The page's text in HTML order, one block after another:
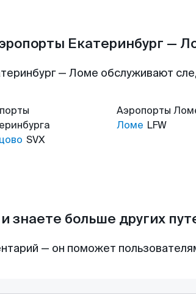
Екатеринбург —
— Ломе обслуживают
SVX
Аэропорты
Ломе LFW
знаете больше других
— он поможет